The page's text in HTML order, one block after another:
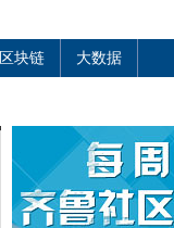
区块链 大数据